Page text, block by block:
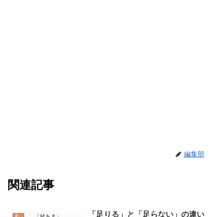
編集部
関連記事
違い
「足りる」と「足らない」の違い